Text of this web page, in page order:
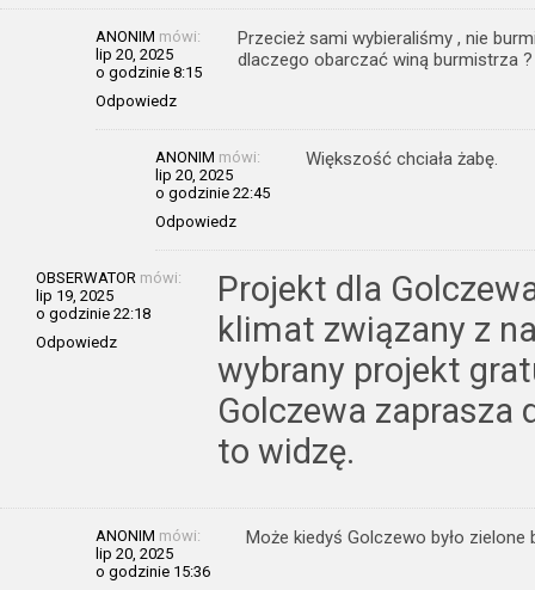
ANONIM mówi:
lip 20, 2025
o godzinie 8:15
Odpowiedz
Przecież sami wybieraliśmy , nie
dlaczego obarczać winą burmistrza ?
ANONIM mówi:
lip 20, 2025
o godzinie 22:45
Odpowiedz
Większość chciała żabę.
OBSERWATOR mówi:
lip 19, 2025
o godzinie 22:18
Odpowiedz
Projekt dla
klimat związany z
wybrany projekt
Golczewa zaprasza
to widzę.
ANONIM mówi:
lip 20, 2025
o godzinie 15:36
Może kiedyś Golczewo było